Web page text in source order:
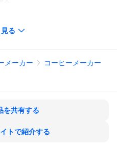
について】
る
メーカー コーヒーメーカー
を共有する
トで紹介する